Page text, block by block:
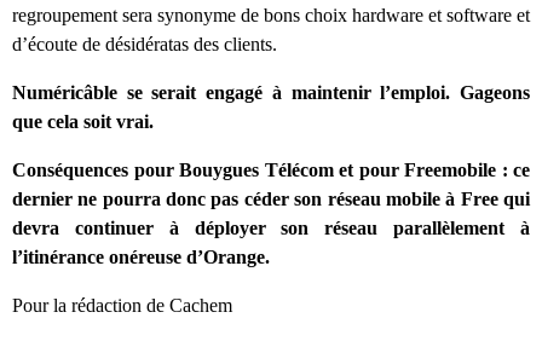
regroupement sera synonyme de bons choix hardware et software et
d’écoute de désidératas des clients.
Numéricâble se serait engagé à maintenir l’emploi. Gageons
que cela soit vrai.
Conséquences pour Bouygues Télécom et pour Freemobile : ce
dernier ne pourra donc pas céder son réseau mobile à Free qui
devra continuer à déployer son réseau parallèlement à
l’itinérance onéreuse d’Orange.
Pour la rédaction de Cachem